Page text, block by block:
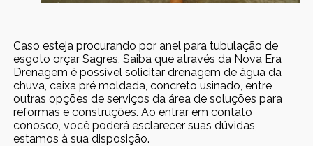
Caso esteja procurando por anel para tubulação de
esgoto orçar Sagres, Saiba que através da Nova Era
Drenagem é possível solicitar drenagem de água da
chuva, caixa pré moldada, concreto usinado, entre
outras opções de serviços da área de soluções para
reformas e construções. Ao entrar em contato
conosco, você poderá esclarecer suas dúvidas,
estamos à sua disposição.